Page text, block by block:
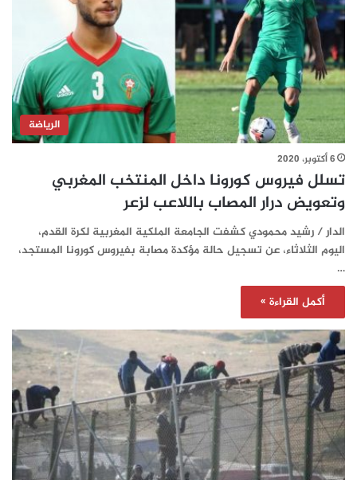
الرياضة
6 أكتوبر، 2020
تسلل فيروس كورونا داخل المنتخب المغربي
وتعويض درار المصاب باللاعب لزعر
الدار / رشيد محمودي كشفت الجامعة الملكية المغربية لكرة القدم،
اليوم الثلاثاء، عن تسجيل حالة مؤكدة مصابة بفيروس كورونا المستجد،
…
أكمل القراءة »